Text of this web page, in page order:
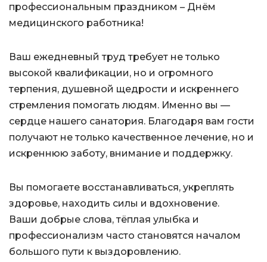
профессиональным праздником – Днём
медицинского работника!
Ваш ежедневный труд требует не только
высокой квалификации, но и огромного
терпения, душевной щедрости и искреннего
стремления помогать людям. Именно вы —
сердце нашего санатория. Благодаря вам гости
получают не только качественное лечение, но и
искреннюю заботу, внимание и поддержку.
Вы помогаете восстанавливаться, укреплять
здоровье, находить силы и вдохновение.
Ваши добрые слова, тёплая улыбка и
профессионализм часто становятся началом
большого пути к выздоровлению.